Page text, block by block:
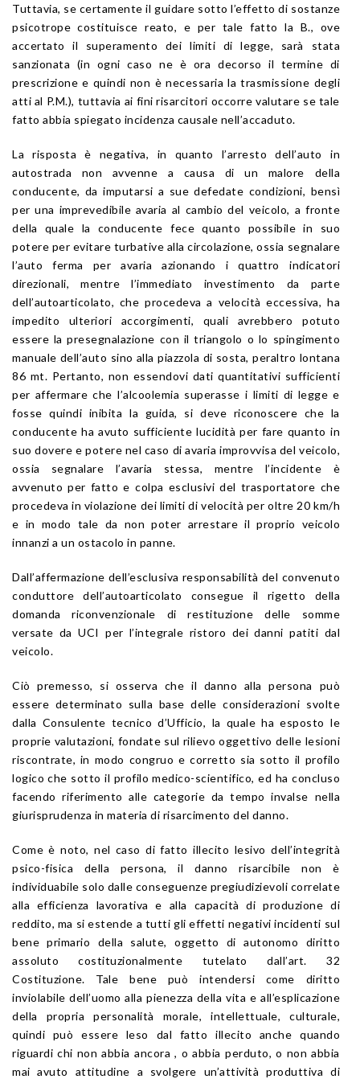
Tuttavia, se certamente il guidare sotto l’effetto di sostanze
psicotrope costituisce reato, e per tale fatto la B., ove
accertato il superamento dei limiti di legge, sarà stata
sanzionata (in ogni caso ne è ora decorso il termine di
prescrizione e quindi non è necessaria la trasmissione degli
atti al P.M.), tuttavia ai fini risarcitori occorre valutare se tale
fatto abbia spiegato incidenza causale nell’accaduto.
La risposta è negativa, in quanto l’arresto dell’auto in
autostrada non avvenne a causa di un malore della
conducente, da imputarsi a sue defedate condizioni, bensì
per una imprevedibile avaria al cambio del veicolo, a fronte
della quale la conducente fece quanto possibile in suo
potere per evitare turbative alla circolazione, ossia segnalare
l’auto ferma per avaria azionando i quattro indicatori
direzionali, mentre l’immediato investimento da parte
dell’autoarticolato, che procedeva a velocità eccessiva, ha
impedito ulteriori accorgimenti, quali avrebbero potuto
essere la presegnalazione con il triangolo o lo spingimento
manuale dell’auto sino alla piazzola di sosta, peraltro lontana
86 mt. Pertanto, non essendovi dati quantitativi sufficienti
per affermare che l’alcoolemia superasse i limiti di legge e
fosse quindi inibita la guida, si deve riconoscere che la
conducente ha avuto sufficiente lucidità per fare quanto in
suo dovere e potere nel caso di avaria improvvisa del veicolo,
ossia segnalare l’avaria stessa, mentre l’incidente è
avvenuto per fatto e colpa esclusivi del trasportatore che
procedeva in violazione dei limiti di velocità per oltre 20 km/h
e in modo tale da non poter arrestare il proprio veicolo
innanzi a un ostacolo in panne.
Dall’affermazione dell’esclusiva responsabilità del convenuto
conduttore dell’autoarticolato consegue il rigetto della
domanda riconvenzionale di restituzione delle somme
versate da UCI per l’integrale ristoro dei danni patiti dal
veicolo.
Ciò premesso, si osserva che il danno alla persona può
essere determinato sulla base delle considerazioni svolte
dalla Consulente tecnico d’Ufficio, la quale ha esposto le
proprie valutazioni, fondate sul rilievo oggettivo delle lesioni
riscontrate, in modo congruo e corretto sia sotto il profilo
logico che sotto il profilo medico-scientifico, ed ha concluso
facendo riferimento alle categorie da tempo invalse nella
giurisprudenza in materia di risarcimento del danno.
Come è noto, nel caso di fatto illecito lesivo dell’integrità
psico-fisica della persona, il danno risarcibile non è
individuabile solo dalle conseguenze pregiudizievoli correlate
alla efficienza lavorativa e alla capacità di produzione di
reddito, ma si estende a tutti gli effetti negativi incidenti sul
bene primario della salute, oggetto di autonomo diritto
assoluto costituzionalmente tutelato dall’art. 32
Costituzione. Tale bene può intendersi come diritto
inviolabile dell’uomo alla pienezza della vita e all’esplicazione
della propria personalità morale, intellettuale, culturale,
quindi può essere leso dal fatto illecito anche quando
riguardi chi non abbia ancora , o abbia perduto, o non abbia
mai avuto attitudine a svolgere un’attività produttiva di